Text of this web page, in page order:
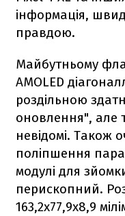
інформація,
правдою.
Майбутньому
AMOLED
роздільною
оновлення", але
невідомі. Також
поліпшення
модулі для
перископний.
163,2x77,9x8,9